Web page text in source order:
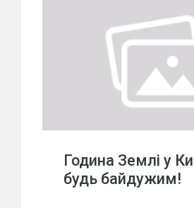
Година Землі у
будь байдужим!